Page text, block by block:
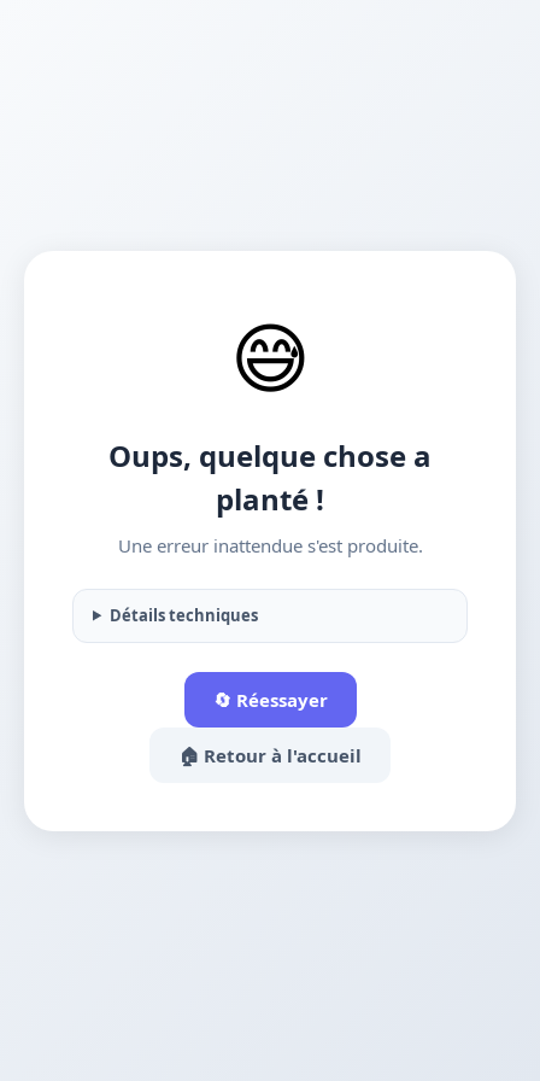
😅
Oups, quelque chose a
planté !
Une erreur inattendue s'est produite.
Détails techniques
🔄 Réessayer
🏠 Retour à l'accueil